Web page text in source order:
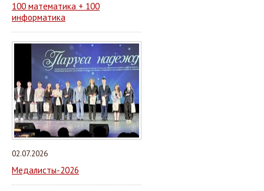
100 математика + 100
информатика
02.07.2026
Медалисты-2026